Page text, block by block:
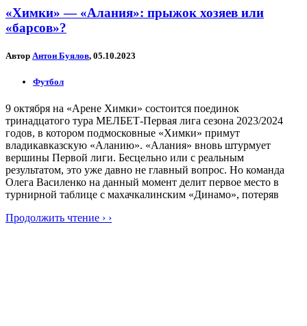
«Химки» — «Алания»: прыжок хозяев или
«барсов»?
Автор Антон Буялов, 05.10.2023
Футбол
9 октября на «Арене Химки» состоится поединок
тринадцатого тура МЕЛБЕТ-Первая лига сезона 2023/2024
годов, в котором подмосковные «Химки» примут
владикавказскую «Аланию». «Алания» вновь штурмует
вершины Первой лиги. Бесцельно или с реальным
результатом, это уже давно не главный вопрос. Но команда
Олега Василенко на данный момент делит первое место в
турнирной таблице с махачкалинским «Динамо», потеряв
Продолжить чтение › ›